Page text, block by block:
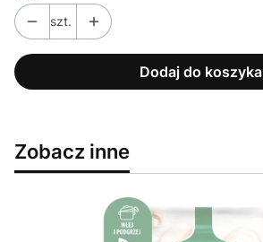
szt.
Dodaj do koszyka
Zobacz inne